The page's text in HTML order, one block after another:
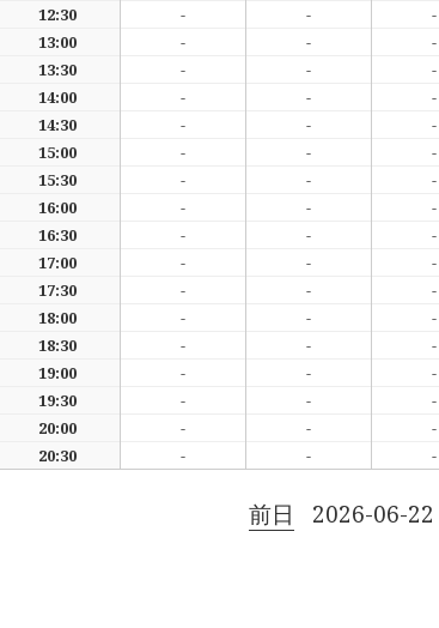
12:30
- - -
13:00
- - -
13:30
- - -
14:00
- - -
14:30
- - -
15:00
- - -
15:30
- - -
16:00
- - -
16:30
- - -
17:00
- - -
17:30
- - -
18:00
- - -
18:30
- - -
19:00
- - -
19:30
- - -
20:00
- - -
20:30
- - -
前日 2026-06-22